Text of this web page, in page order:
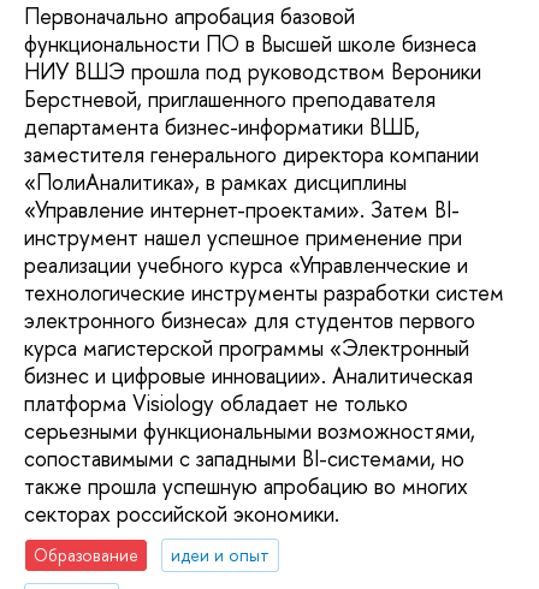
Первоначально апробация базовой
функциональности ПО в Высшей школе бизнеса
НИУ ВШЭ прошла под руководством Вероники
Берстневой, приглашенного преподавателя
департамента бизнес-информатики ВШБ,
заместителя генерального директора компании
«ПолиАналитика», в рамках дисциплины
«Управление интернет-проектами». Затем BI-
инструмент нашел успешное применение при
реализации учебного курса «Управленческие и
технологические инструменты разработки систем
электронного бизнеса» для студентов первого
курса магистерской программы «Электронный
бизнес и цифровые инновации». Аналитическая
платформа Visiology обладает не только
серьезными функциональными возможностями,
сопоставимыми с западными BI-системами, но
также прошла успешную апробацию во многих
секторах российской экономики.
Образование
идеи и опыт